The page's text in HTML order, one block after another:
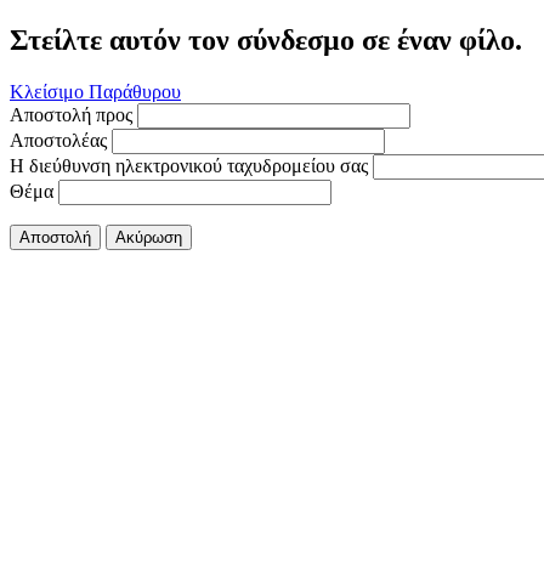
Στείλτε αυτόν τον σύνδεσμο σε έναν φίλο.
Κλείσιμο Παράθυρου
Αποστολή προς
Αποστολέας
Η διεύθυνση ηλεκτρονικού ταχυδρομείου σας
Θέμα
Αποστολή Ακύρωση